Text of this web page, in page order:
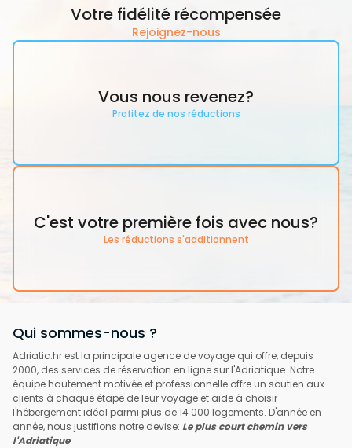
Votre fidélité récompensée
Rejoignez-nous
Vous nous revenez?
Profitez de nos réductions
C'est votre première fois avec nous?
Les réductions s'additionnent
Qui sommes-nous ?
Adriatic.hr est la principale agence de voyage qui offre, depuis
2000, des services de réservation en ligne sur l'Adriatique. Notre
équipe hautement motivée et professionnelle offre un soutien aux
clients à chaque étape de leur voyage et aide à choisir
l'hébergement idéal parmi plus de 14 000 logements. D'année en
année, nous justifions notre devise: Le plus court chemin vers
l'Adriatique